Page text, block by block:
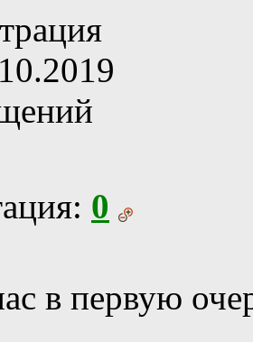
0
в первую